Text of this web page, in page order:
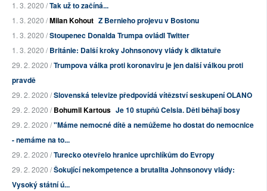
1. 3. 2020 /Tak už to začíná...
1. 3. 2020 /Milan Kohout Z Bernieho projevu v Bostonu
1. 3. 2020 /Stoupenec Donalda Trumpa ovládl Twitter
1. 3. 2020 /Británie: Další kroky Johnsonovy vlády k diktatuře
29. 2. 2020 /Trumpova válka proti koronaviru je jen další válkou proti
pravdě
29. 2. 2020 /Slovenská televize předpovídá vítězství seskupení OLANO
29. 2. 2020 /Bohumil Kartous Je 10 stupňů Celsia. Děti běhají bosy
29. 2. 2020 /"Máme nemocné dítě a nemůžeme ho dostat do nemocnice
- nemáme na to...
29. 2. 2020 /Turecko otevřelo hranice uprchlíkům do Evropy
29. 2. 2020 /Šokující nekompetence a brutalita Johnsonovy vlády:
Vysoký státní ú...